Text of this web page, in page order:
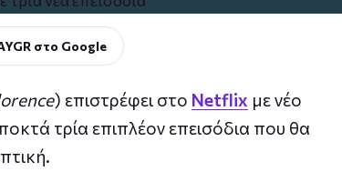
στο Google
) επιστρέφει στο Netflix με νέο
τρία επιπλέον επεισόδια που θα